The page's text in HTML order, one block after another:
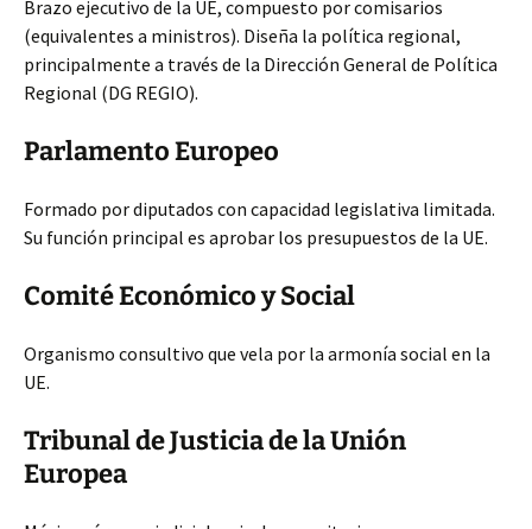
Brazo ejecutivo de la UE, compuesto por comisarios
(equivalentes a ministros). Diseña la política regional,
principalmente a través de la Dirección General de Política
Regional (DG REGIO).
Parlamento Europeo
Formado por diputados con capacidad legislativa limitada.
Su función principal es aprobar los presupuestos de la UE.
Comité Económico y Social
Organismo consultivo que vela por la armonía social en la
UE.
Tribunal de Justicia de la Unión
Europea